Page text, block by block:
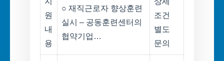
원
내
용
○ 재직근로자 향상훈련
실시 – 공동훈련센터의
협약기업…
조건
별도
문의